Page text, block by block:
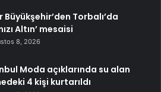
Büyükşehir’den Torbalı’da
Altın’ mesaisi
8, 2026
Moda açıklarında su alan
4 kişi kurtarıldı